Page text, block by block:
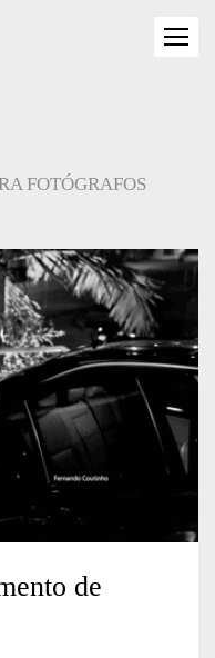
FOTÓGRAFOS
de